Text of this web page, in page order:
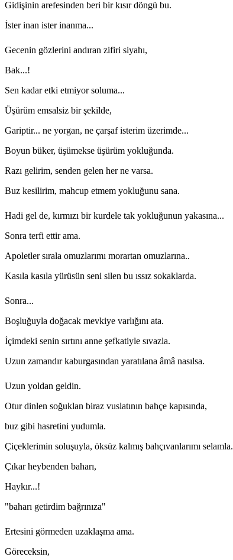
Gidişinin arefesinden beri bir kısır döngü bu.
İster inan ister inanma...
Gecenin gözlerini andıran zifiri siyahı,
Bak...!
Sen kadar etki etmiyor soluma...
Üşürüm emsalsiz bir şekilde,
Gariptir... ne yorgan, ne çarşaf isterim üzerimde...
Boyun büker, üşümekse üşürüm yokluğunda.
Razı gelirim, senden gelen her ne varsa.
Buz kesilirim, mahcup etmem yokluğunu sana.
Hadi gel de, kırmızı bir kurdele tak yokluğunun yakasına...
Sonra terfi ettir ama.
Apoletler sırala omuzlarımı morartan omuzlarına..
Kasıla kasıla yürüsün seni silen bu ıssız sokaklarda.
Sonra...
Boşluğuyla doğacak mevkiye varlığını ata.
İçimdeki senin sırtını anne şefkatiyle sıvazla.
Uzun zamandır kaburgasından yaratılana âmâ nasılsa.
Uzun yoldan geldin.
Otur dinlen soğuklan biraz vuslatının bahçe kapısında,
buz gibi hasretini yudumla.
Çiçeklerimin soluşuyla, öksüz kalmış bahçıvanlarımı selamla.
Çıkar heybenden baharı,
Haykır...!
"baharı getirdim bağrınıza"
Ertesini görmeden uzaklaşma ama.
Göreceksin,